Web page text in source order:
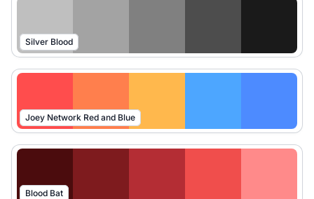
Silver Blood
Joey Network Red and Blue
Blood Bat